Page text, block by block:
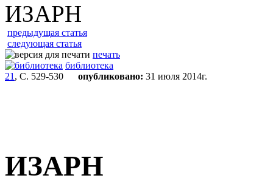
ИЗАРН
предыдущая статья
следующая статья
печать
библиотека
21 , С. 529-530 опубликовано: 31 июля 2014г.
ИЗАРН